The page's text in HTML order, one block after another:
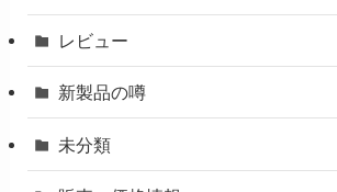
レビュー
新製品の噂
未分類